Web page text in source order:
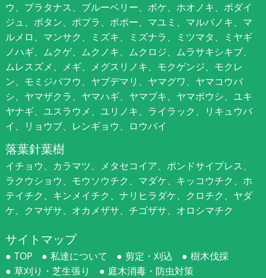
ウ、プラタナス、ブルーベリー、ボケ、ホオノキ、ボダイ
ジュ、ボタン、ポプラ、ポポー、マユミ、マルバノキ、マ
ルメロ、マンサク、ミズキ、ミズナラ、ミツマタ、ミヤギ
ノハギ、ムクゲ、ムクノキ、ムクロジ、ムラサキシキブ、
ムレスズメ、メギ、メグスリノキ、モクゲンジ、モクレ
ン、モミジバフウ、ヤブデマリ、ヤマグワ、ヤマコウバ
シ、ヤマザクラ、ヤマハギ、ヤマブキ、ヤマボウシ、ユキ
ヤナギ、ユスラウメ、ユリノキ、ライラック、リキュウバ
イ、リョウブ、レンギョウ、ロウバイ
落葉針葉樹
イチョウ、カラマツ、メタセコイア、ポンドサイプレス、
ラクウショウ、モウソウチク、マダケ、キッコウチク、ホ
テイチク、キンメイチク、ナリヒラダケ、クロチク、ヤダ
ケ、クマザサ、オカメザサ、チゴザサ、オロシマチク
サイトマップ
TOP 私達について 剪定・刈込
樹木伐採
草刈り・芝生張り
庭木消毒・防虫対策